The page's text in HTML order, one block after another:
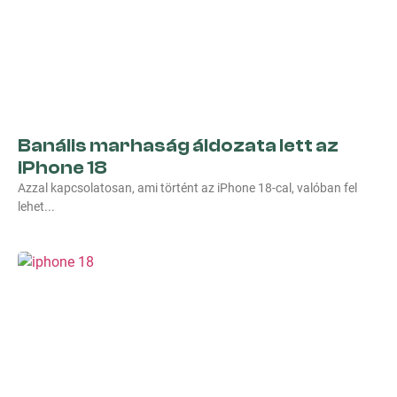
Banális marhaság áldozata lett az
iPhone 18
Azzal kapcsolatosan, ami történt az iPhone 18-cal, valóban fel
lehet